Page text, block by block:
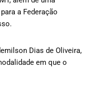
a Federação
Dias de Oliveira,
em que o